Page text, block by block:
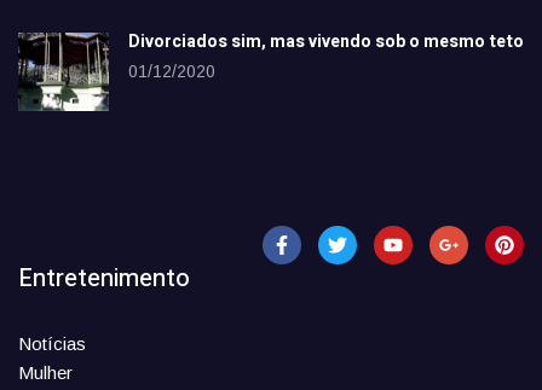
Divorciados sim, mas vivendo sob o mesmo teto
01/12/2020
Entretenimento
Notícias
Mulher